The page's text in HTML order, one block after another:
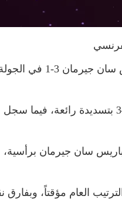
وتقدم رين عن طريق موسى التعمري في